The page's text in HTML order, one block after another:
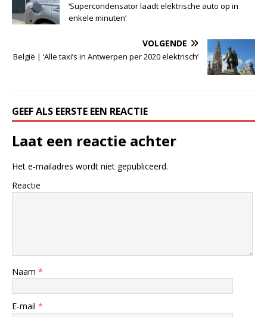
‘Supercondensator laadt elektrische auto op in
enkele minuten’
VOLGENDE
België | ‘Alle taxi’s in Antwerpen per 2020 elektrisch’
GEEF ALS EERSTE EEN REACTIE
Laat een reactie achter
Het e-mailadres wordt niet gepubliceerd.
Reactie
Naam *
E-mail *